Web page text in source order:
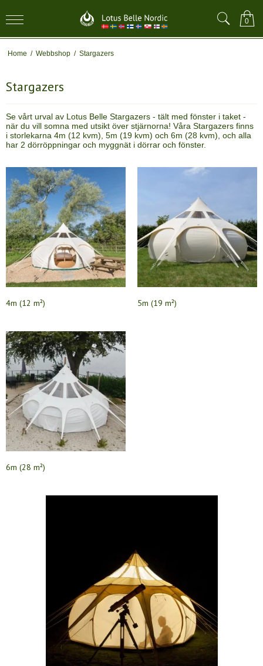
0
Home / Webbshop / Stargazers
Stargazers
Se vårt urval av Lotus Belle Stargazers - tält med fönster i taket -
när du vill somna med utsikt över stjärnorna! Våra Stargazers finns
i storlekarna 4m (12 kvm), 5m (19 kvm) och 6m (28 kvm), och alla
har 2 dörröppningar och myggnät i dörrar och fönster.
4m (12 m²) 5m (19 m²)
6m (28 m²)